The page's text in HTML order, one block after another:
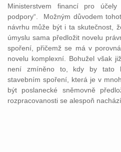
Ministerstvem financí pro
podpory“. Možným důvodem
návrhu může být i ta skutečnost,
úmyslu sama předložit novelu
spoření, přičemž se má v
novelu komplexní. Bohužel však
není zmíněno to, kdy by tato
stavebním spoření, která je v
být poslanecké sněmovně
rozpracovanosti se alespoň nachází.